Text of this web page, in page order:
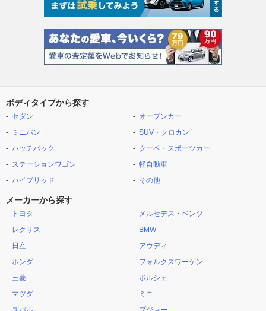
ボディタイプから探す
セダン
ミニバン
ハッチバック
ステーションワゴン
ハイブリッド
オープンカー
SUV・クロカン
クーペ・スポーツカー
軽自動車
その他
メーカーから探す
トヨタ
レクサス
日産
ホンダ
三菱
マツダ
メルセデス・ベンツ
BMW
アウディ
フォルクスワーゲン
ポルシェ
ミニ